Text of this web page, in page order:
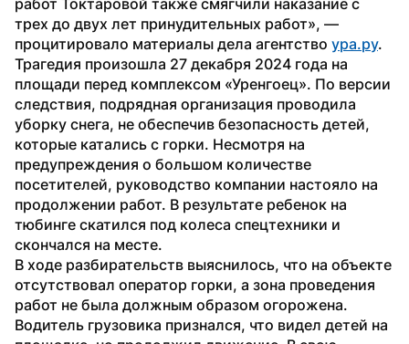
трех до двух лет принудительных работ», —
процитировало материалы дела агентство ура.ру.
Трагедия произошла 27 декабря 2024 года на
площади перед комплексом «Уренгоец». По версии
следствия, подрядная организация проводила
уборку снега, не обеспечив безопасность детей,
которые катались с горки. Несмотря на
предупреждения о большом количестве
посетителей, руководство компании настояло на
продолжении работ. В результате ребенок на
тюбинге скатился под колеса спецтехники и
скончался на месте.
В ходе разбирательств выяснилось, что на объекте
отсутствовал оператор горки, а зона проведения
работ не была должным образом огорожена.
Водитель грузовика признался, что видел детей на